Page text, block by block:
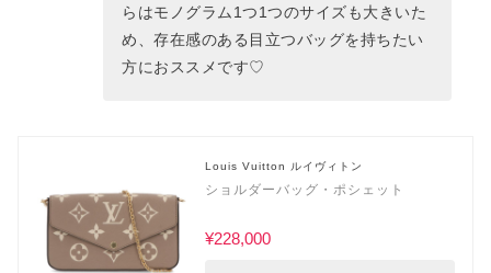
らはモノグラム1つ1つのサイズも大きいた
め、存在感のある目立つバッグを持ちたい
方におススメです♡
Louis Vuitton ルイヴィトン
ショルダーバッグ・ポシェット
¥228,000